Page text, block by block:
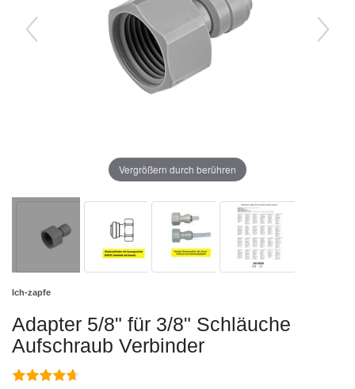
Vergrößern durch berühren
Ich-zapfe
Adapter 5/8" für 3/8" Schläuche
Aufschraub Verbinder